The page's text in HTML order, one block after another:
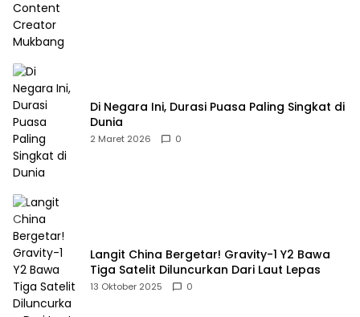
Di Negara Ini, Durasi Puasa Paling Singkat di
Dunia
2 Maret 2026 0
Langit China Bergetar! Gravity-1 Y2 Bawa
Tiga Satelit Diluncurkan Dari Laut Lepas
13 Oktober 2025 0